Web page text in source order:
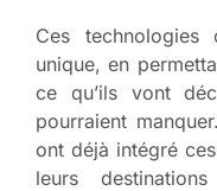
Ces technologies
unique, en
ce qu’ils vont
pourraient
ont déjà intégré
leurs